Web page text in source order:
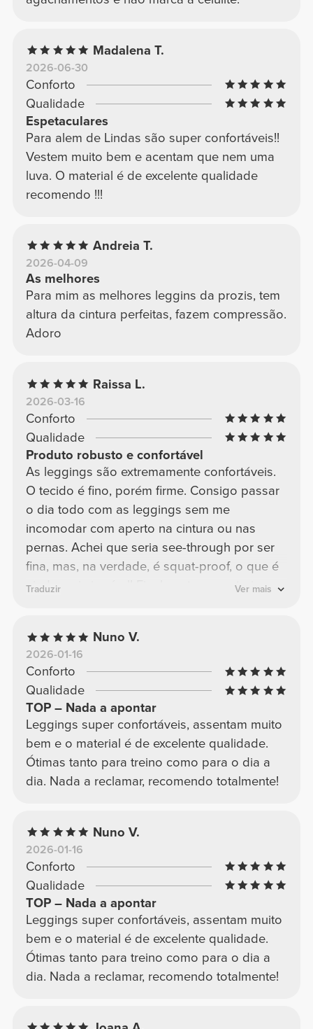
Madalena T.
2026-06-30
Conforto
Qualidade
Espetaculares
Para alem de Lindas são super confortáveis!!
Vestem muito bem e acentam que nem uma
luva. O material é de excelente qualidade
recomendo !!!
Andreia T.
2026-04-09
As melhores
Para mim as melhores leggins da prozis, tem
altura da cintura perfeitas, fazem compressão.
Adoro
Raissa L.
2026-03-16
Conforto
Qualidade
Produto robusto e confortável
As leggings são extremamente confortáveis.
O tecido é fino, porém firme. Consigo passar
o dia todo com as leggings sem me
incomodar com aperto na cintura ou nas
pernas. Achei que seria see-through por ser
fina, mas, na verdade, é squat-proof, o que é
ainda mais incrível! Finalmente encontrei o
Traduzir Ver mais
Nuno V.
2026-01-16
Conforto
Qualidade
TOP – Nada a apontar
Leggings super confortáveis, assentam muito
bem e o material é de excelente qualidade.
Ótimas tanto para treino como para o dia a
dia. Nada a reclamar, recomendo totalmente!
Nuno V.
2026-01-16
Conforto
Qualidade
TOP – Nada a apontar
Leggings super confortáveis, assentam muito
bem e o material é de excelente qualidade.
Ótimas tanto para treino como para o dia a
dia. Nada a reclamar, recomendo totalmente!